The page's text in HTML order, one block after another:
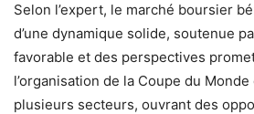
Selon l’expert, le marché boursier
d’une dynamique solide, soutenue
favorable et des perspectives
l’organisation de la Coupe du
plusieurs secteurs, ouvrant des